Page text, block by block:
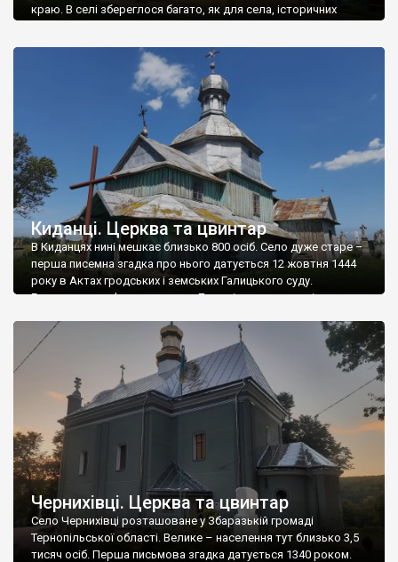
краю. В селі збереглося багато, як для села, історичних
та кам’яними хрестами… Крім пам’яток є ще чимало цікавого.
Перша письмова згадка про село – 1421 р. У 1785 р. – […]
Киданці. Церква та цвинтар
В Киданцях нині мешкає близько 800 осіб. Село дуже старе –
перша писемна згадка про нього датується 12 жовтня 1444
року в Актах гродських і земських Галицького суду.
Головними пам’ятками села є Дмитрівська церква із
руїни костелу із залишками старого польського цвинтаря.
Щодо цвинтарів – навколо Збаража багато […]
Чернихівці. Церква та цвинтар
Село Чернихівці розташоване у Збаразькій громаді
Тернопільської області. Велике – населення тут близько 3,5
тисяч осіб. Перша письмова згадка датується 1340 роком.